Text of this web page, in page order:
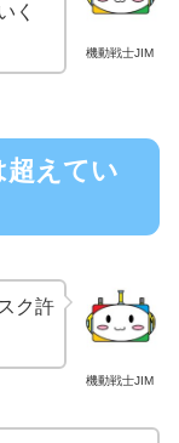
機動戦士JIM
く
超えてい
機動戦士JIM
ク許